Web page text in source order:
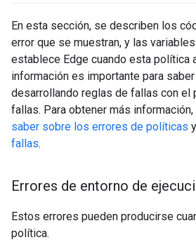
En esta sección, se describen los
error que se muestran, y las
establece Edge cuando esta política
información es importante para
desarrollando reglas de fallas con el
fallas. Para obtener más
saber sobre los errores de políticas y
fallas.
Errores de entorno de
Estos errores pueden producirse
política.